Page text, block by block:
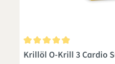
Durchschnittliche
Krillöl O-Krill 3 Cardio